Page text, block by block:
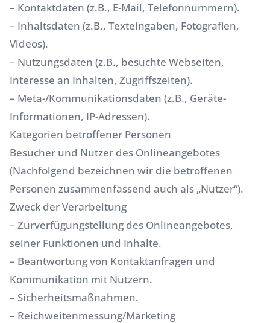
– Kontaktdaten (z.B., E-Mail, Telefonnummern).
– Inhaltsdaten (z.B., Texteingaben, Fotografien,
Videos).
– Nutzungsdaten (z.B., besuchte Webseiten,
Interesse an Inhalten, Zugriffszeiten).
– Meta-/Kommunikationsdaten (z.B., Geräte-
Informationen, IP-Adressen).
Kategorien betroffener Personen
Besucher und Nutzer des Onlineangebotes
(Nachfolgend bezeichnen wir die betroffenen
Personen zusammenfassend auch als „Nutzer“).
Zweck der Verarbeitung
– Zurverfügungstellung des Onlineangebotes,
seiner Funktionen und Inhalte.
– Beantwortung von Kontaktanfragen und
Kommunikation mit Nutzern.
– Sicherheitsmaßnahmen.
– Reichweitenmessung/Marketing